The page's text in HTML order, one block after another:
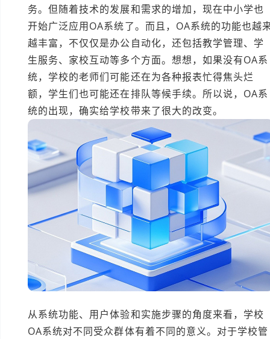
务。但随着技术的发展和需求的增加，现在中小学也
开始广泛应用OA系统了。而且，OA系统的功能也越
越丰富，不仅仅是办公自动化，还包括教学管理、学
生服务、家校互动等多个方面。想想，如果没有OA系
统，学校的老师们可能还在为各种报表忙得焦头烂
额，学生们也可能还在排队等候手续。所以说，OA系
统的出现，确实给学校带来了很大的改变。
从系统功能、用户体验和实施步骤的角度来看，学校
OA系统对不同受众群体有着不同的意义。对于学校管